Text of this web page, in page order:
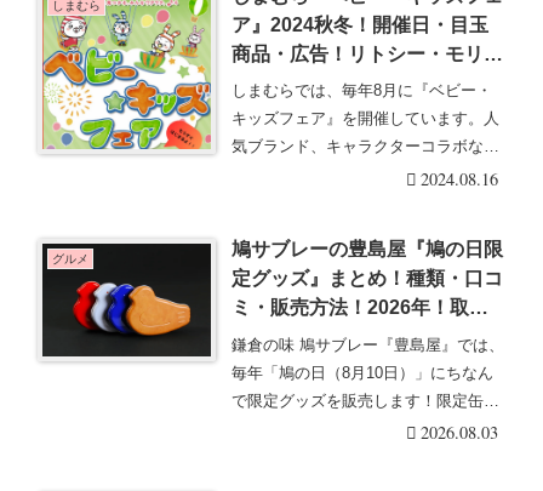
しまむら
ア』2024秋冬！開催日・目玉
商品・広告！リトシー・モリノ
リンクルの子供服も♡8月14日
から第2弾！みんなの戦利品ま
とめ！
しまむらでは、毎年8月に『ベビー・
キッズフェア』を開催しています。人
気ブランド、キャラクターコラボなど
も充実していてオス・・・続きを読む
2024.08.16
グルメ
鳩サブレーの豊島屋『鳩の日限
定グッズ』まとめ！種類・口コ
ミ・販売方法！2026年！取扱
店舗はどこ？オンラインは受注
販売も！
鎌倉の味 鳩サブレー『豊島屋』では、
毎年「鳩の日（8月10日）」にちなん
で限定グッズを販売します！限定缶な
ども販売して大・・・続きを読む
2026.08.03